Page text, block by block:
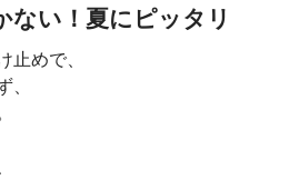
ない！夏にピッタリ
止めで、